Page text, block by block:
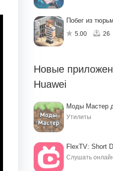
Побег из
5.00 26
Новые
Huawei
Моды Мастер
Утилиты
FlexTV: Short
Слушать